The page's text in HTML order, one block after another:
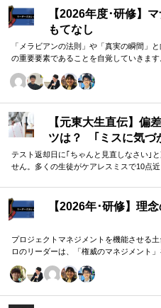
【2026年度･研修】
もてなし
「メラビアンの法則」や「真実の瞬間」
の重要要素であることを自覚していきま
について研究。 「マニュアル」「サービ
【元東大生直伝】偏
ツは？ ｢ミスに気づ
却を…カギは試験"前"
テスト返却日に｢ちゃんと見直しなさい｣
せん。多くの生徒がケアレスミスで10点
【2026年･研修】理
プロジェクトマネジメントを機能させる
ロのリーダーは、「権威のマネジメント
に尊重する文化を構築したいリーダーのた